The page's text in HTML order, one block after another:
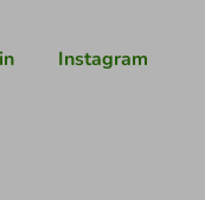
Instagram